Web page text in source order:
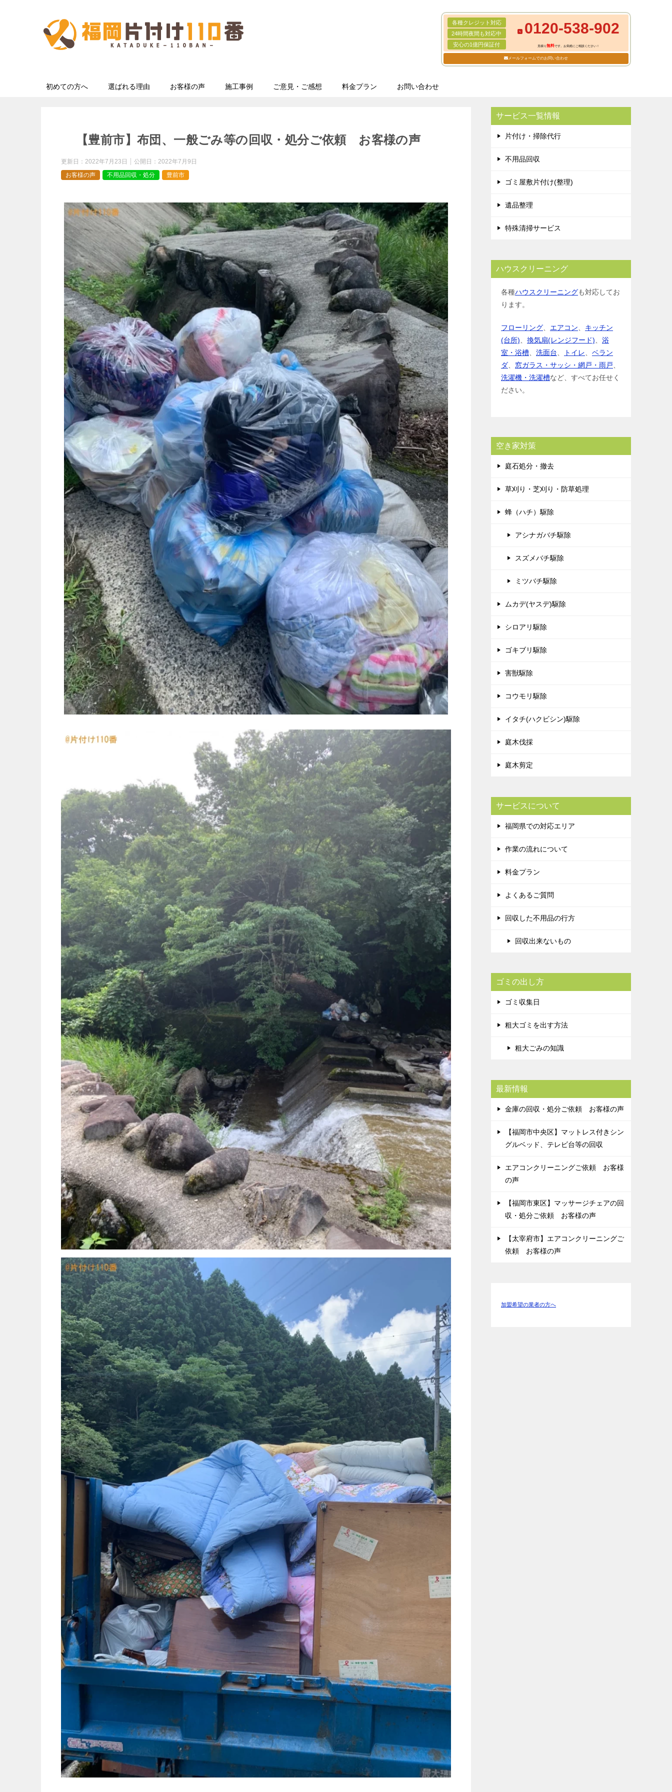
各種クレジット対応
24時間夜間も対応中
安心の1億円保証付
0120-538-902
見積り無料です。お気軽にご相談ください！
メールフォームでのお問い合わせ
初めての方へ 選ばれる理由 お客様の声 施工事例 ご意見・ご感想 料金プラン お問い合わせ
【豊前市】布団、一般ごみ等の回収・処分ご依頼 お客様の声
更新日： 2022年7月23日 公開日： 2022年7月9日
お客様の声
不用品回収・処分 豊前市
サービス一覧情報
片付け・掃除代行
不用品回収
ゴミ屋敷片付け(整理)
遺品整理
特殊清掃サービス
ハウスクリーニング
各種ハウスクリーニングも対応してお
ります。
フローリング エアコン
キッチン
(台所)
換気扇(レンジフード)
浴
室・浴槽
洗面台 トイレ
ベラン
ダ
窓ガラス・サッシ・網戸・雨戸
洗濯機・洗濯槽など、すべてお任せく
ださい。
空き家対策
庭石処分・撤去
草刈り・芝刈り・防草処理
蜂（ハチ）駆除
アシナガバチ駆除
スズメバチ駆除
ミツバチ駆除
ムカデ(ヤスデ)駆除
シロアリ駆除
ゴキブリ駆除
害獣駆除
コウモリ駆除
イタチ(ハクビシン)駆除
庭木伐採
庭木剪定
サービスについて
福岡県での対応エリア
作業の流れについて
料金プラン
よくあるご質問
回収した不用品の行方
回収出来ないもの
ゴミの出し方
ゴミ収集日
粗大ゴミを出す方法
粗大ごみの知識
最新情報
金庫の回収・処分ご依頼 お客様の声
【福岡市中央区】マットレス付きシン
グルベッド、テレビ台等の回収
エアコンクリーニングご依頼 お客様
の声
【福岡市東区】マッサージチェアの回
収・処分ご依頼 お客様の声
【太宰府市】エアコンクリーニングご
依頼 お客様の声
加盟希望の業者の方へ